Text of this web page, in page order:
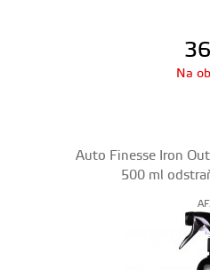
Na
Auto Finesse Iron
500 ml